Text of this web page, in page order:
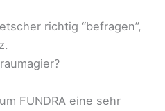
richtig “befragen”,
FUNDRA eine sehr